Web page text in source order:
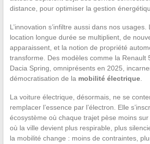
distance, pour optimiser la gestion
L’innovation s’infiltre aussi dans nos usages.
location longue durée se multiplient, de
apparaissent, et la notion de propriété
transforme. Des modèles comme la Renault
Dacia Spring, omniprésents en 2025,
démocratisation de la mobilité électrique.
La voiture électrique, désormais, ne se
remplacer l’essence par l’électron. Elle
écosystème où chaque trajet pèse moins sur
où la ville devient plus respirable, plus
la mobilité change : moins de contraintes,